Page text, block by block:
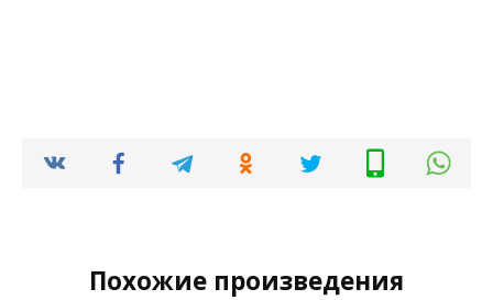
Похожие произведения